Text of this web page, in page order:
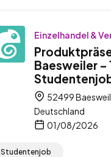
Einzelhandel &
Baesweiler –
52499
Deutschland
01/08/2026
Studentenjob